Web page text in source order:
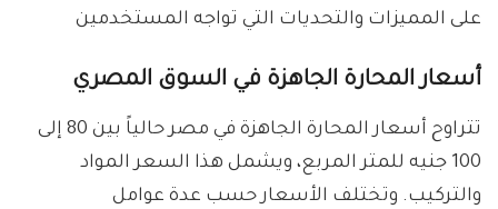
على المميزات والتحديات التي تواجه المستخدمين
أسعار المحارة الجاهزة في السوق المصري
تتراوح أسعار المحارة الجاهزة في مصر حالياً بين 80 إلى
100 جنيه للمتر المربع، ويشمل هذا السعر المواد
والتركيب. وتختلف الأسعار حسب عدة عوامل